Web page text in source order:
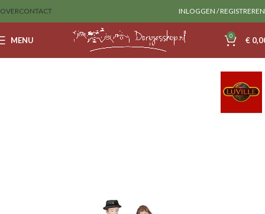
OVERCONTACT INLOGGEN / REGISTREREN
MENU 0 €